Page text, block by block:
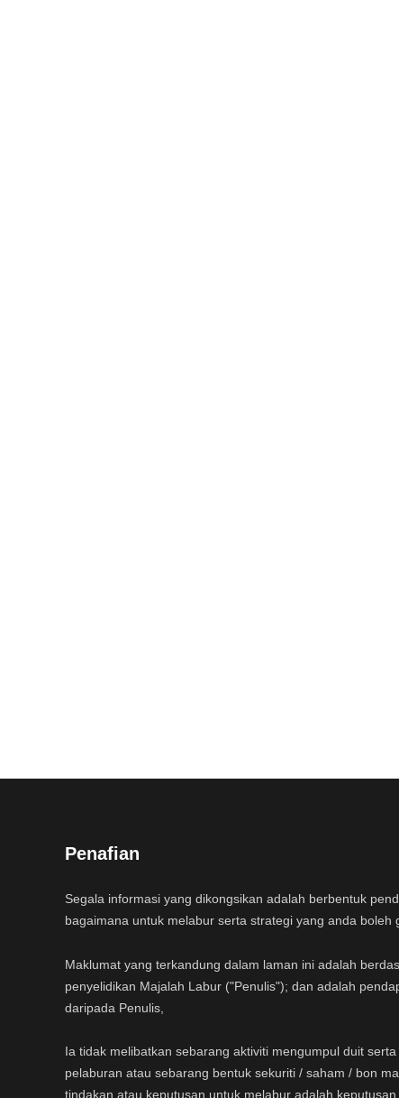
Penafian
Segala informasi yang dikongsikan adalah berbentuk
bagaimana untuk melabur serta strategi yang anda boleh
Maklumat yang terkandung dalam laman ini adalah
penyelidikan Majalah Labur ("Penulis"); dan adalah
daripada Penulis,
Ia tidak melibatkan sebarang aktiviti mengumpul duit
pelaburan atau sebarang bentuk sekuriti / saham / bon
tindakan atau keputusan untuk melabur adalah keputusan